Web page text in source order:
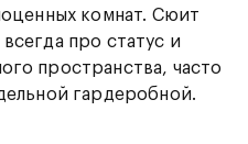
комнат. Сюит
про статус и
пространства, часто
гардеробной.